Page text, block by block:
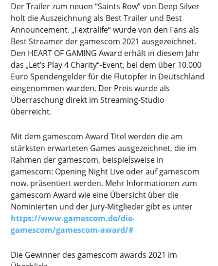
Der Trailer zum neuen “Saints Row” von Deep Silver
holt die Auszeichnung als Best Trailer und Best
Announcement. „Fextralife“ wurde von den Fans als
Best Streamer der gamescom 2021 ausgezeichnet.
Den HEART OF GAMING Award erhält in diesem Jahr
das „Let’s Play 4 Charity“-Event, bei dem über 10.000
Euro Spendengelder für die Flutopfer in Deutschland
eingenommen wurden. Der Preis wurde als
Überraschung direkt im Streaming-Studio
überreicht.
Mit dem gamescom Award Titel werden die am
stärksten erwarteten Games ausgezeichnet, die im
Rahmen der gamescom, beispielsweise in
gamescom: Opening Night Live oder auf gamescom
now, präsentiert werden. Mehr Informationen zum
gamescom Award wie eine Übersicht über die
Nominierten und der Jury-Mitglieder gibt es unter
https://www.gamescom.de/die-
gamescom/gamescom-award/#
Die Gewinner des gamescom awards 2021 im